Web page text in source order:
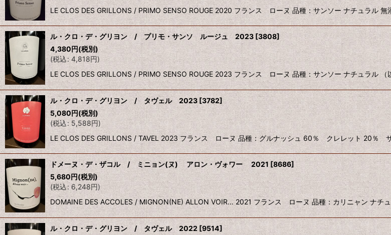
LE CLOS DES GRILLONS / PRIMO SENSO ROUGE 2020 フランス ローヌ 品種：サンソー ナチュラル
ル・クロ・デ・グリヨン / プリモ・サンソ ルージュ 2023 [3808]
4,380円(税別)
(税込: 4,818円)
LE CLOS DES GRILLONS / PRIMO SENSO ROUGE 2023 フランス ローヌ 品種：サンソー ナチュラル
ル・クロ・デ・グリヨン / タヴェル 2023 [3782]
5,080円(税別)
(税込: 5,588円)
LE CLOS DES GRILLONS / TAVEL 2023 フランス ローヌ 品種：グルナッシュ 60％ クレレット 20％
ドメーヌ・デ・ザコル / ミニョン(ヌ) アロン・ヴォワー 2021 [8686]
5,680円(税別)
(税込: 6,248円)
DOMAINE DES ACCOLES / MIGNON(NE) ALLON VOIR… 2021 フランス ローヌ 品種：カリニャン ナチ
ル・クロ・デ・グリヨン / タヴェル 2022 [9514]